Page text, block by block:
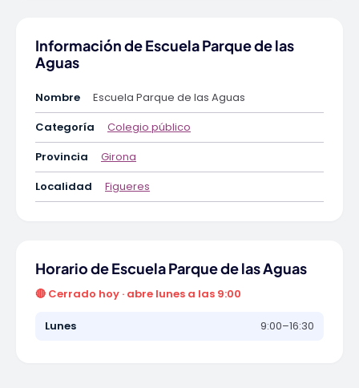
Información de Escuela Parque de las
Aguas
Nombre
Escuela Parque de las Aguas
Categoría
Colegio público
Provincia
Girona
Localidad
Figueres
Horario de Escuela Parque de las Aguas
🔴 Cerrado hoy · abre lunes a las 9:00
Lunes 9:00–16:30